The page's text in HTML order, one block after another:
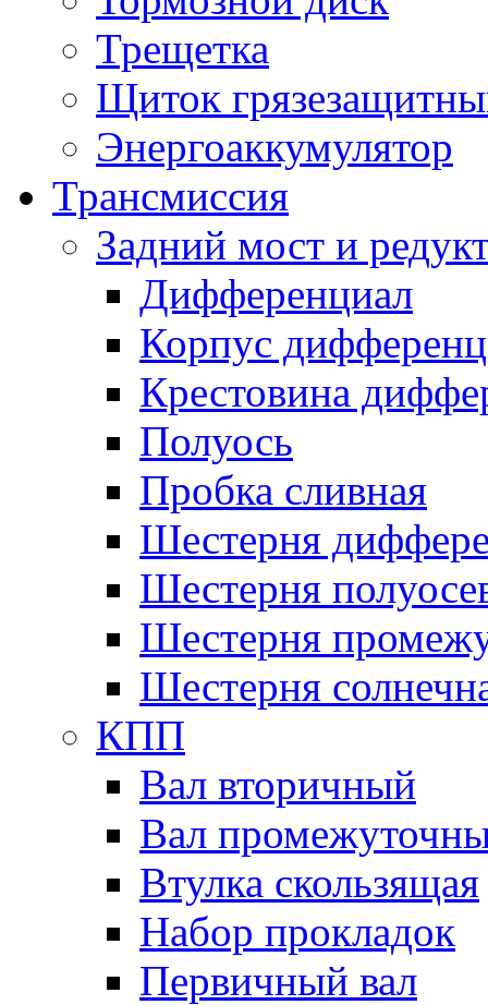
Трещетка
Щиток
Энергоаккумулятор
Трансмиссия
Задний мост и
Дифференциал
Корпус
Крестовина
Полуось
Пробка сливная
Шестерня
Шестерня
Шестерня
Шестерня
КПП
Вал вторичный
Вал
Втулка скользящая
Набор прокладок
Первичный вал